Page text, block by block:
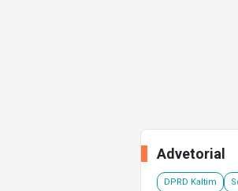
Advetorial
DPRD Kaltim